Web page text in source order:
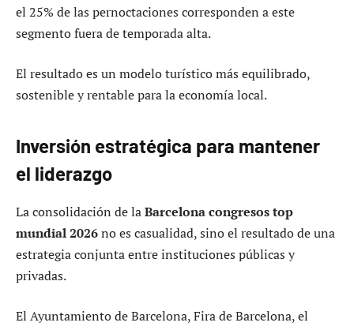
el 25% de las pernoctaciones corresponden a este
segmento fuera de temporada alta.
El resultado es un modelo turístico más equilibrado,
sostenible y rentable para la economía local.
Inversión estratégica para mantener
el liderazgo
La consolidación de laBarcelona congresos top
mundial 2026no es casualidad, sino el resultado de una
estrategia conjunta entre instituciones públicas y
privadas.
El Ayuntamiento de Barcelona, Fira de Barcelona, el